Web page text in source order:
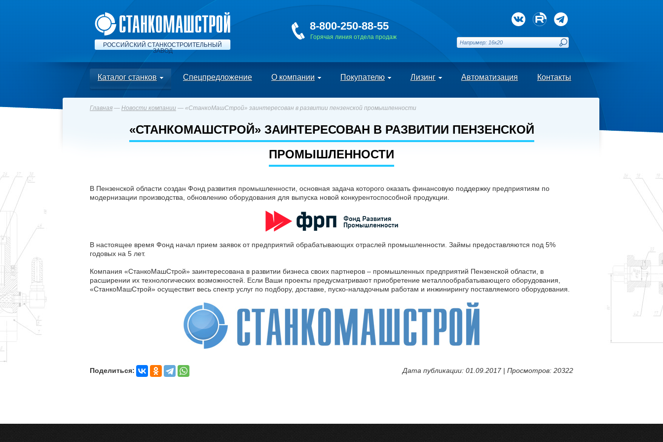
РОССИЙСКИЙ СТАНКОСТРОИТЕЛЬНЫЙ
ЗАВОД
8-800-250-88-55
Горячая линия отдела продаж
Каталог станков Спецпредложение О компании Покупателю Лизинг Автоматизация Контакты
Главная — Новости компании — «СтанкоМашСтрой» заинтересован в развитии пензенской промышленности
«СТАНКОМАШСТРОЙ» ЗАИНТЕРЕСОВАН В РАЗВИТИИ ПЕНЗЕНСКОЙ
ПРОМЫШЛЕННОСТИ
В Пензенской области создан Фонд развития промышленности, основная задача которого оказать финансовую поддержку предприятиям по
модернизации производства, обновлению оборудования для выпуска новой конкурентоспособной продукции.
В настоящее время Фонд начал прием заявок от предприятий обрабатывающих отраслей промышленности. Займы предоставляются под 5%
годовых на 5 лет.
Компания «СтанкоМашСтрой» заинтересована в развитии бизнеса своих партнеров – промышленных предприятий Пензенской области, в
расширении их технологических возможностей. Если Ваши проекты предусматривают приобретение металлообрабатывающего оборудования,
«СтанкоМашСтрой» осуществит весь спектр услуг по подбору, доставке, пуско-наладочным работам и инжинирингу поставляемого оборудования.
Поделиться: Дата публикации: 01.09.2017 | Просмотров: 20322